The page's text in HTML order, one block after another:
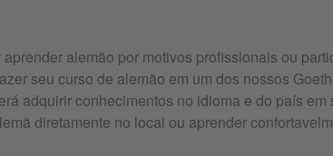
alemão por motivos profissionais ou
seu curso de alemão em um dos nossos
adquirir conhecimentos no idioma e do país em
diretamente no local ou aprender